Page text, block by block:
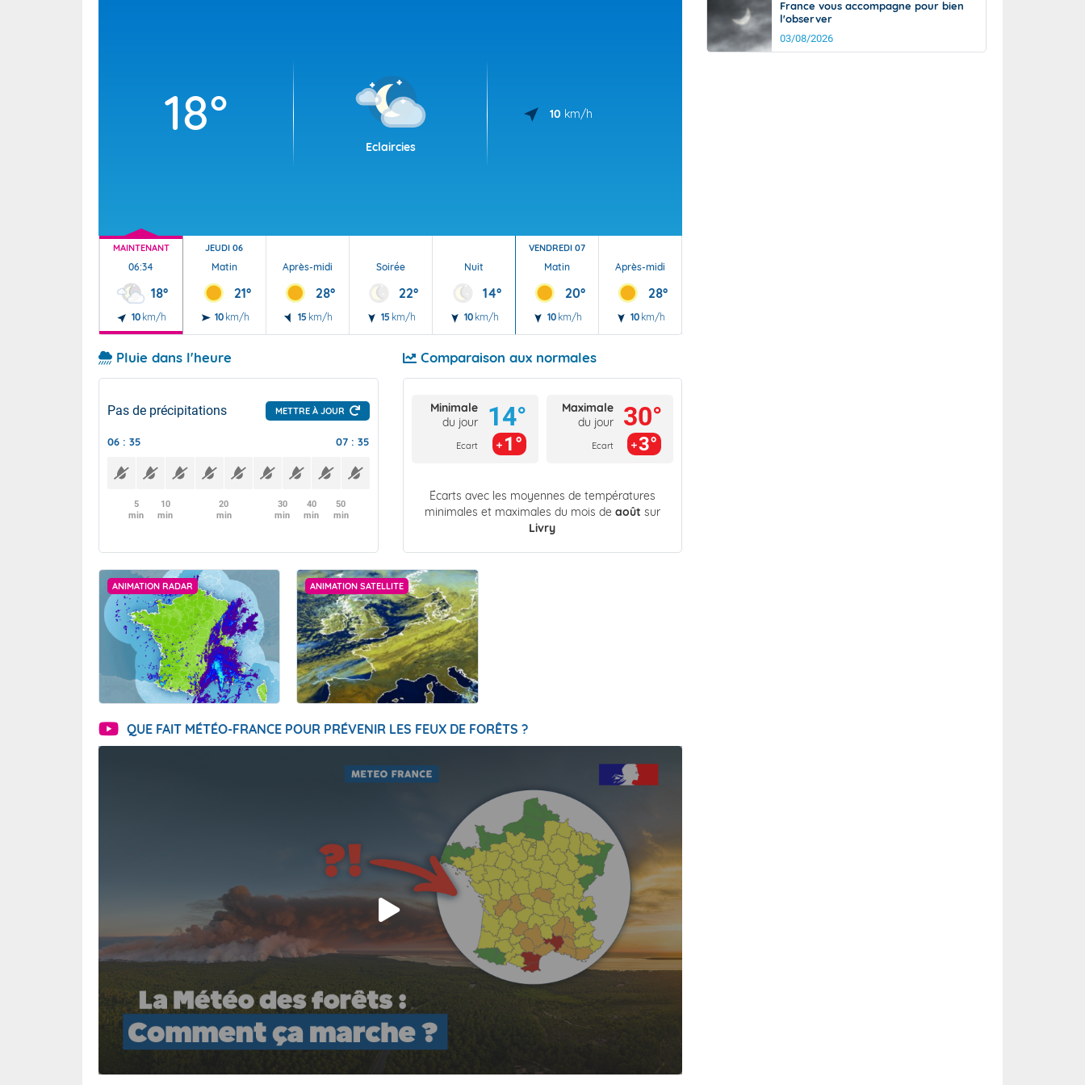
18°
Eclaircies
10 km/h
MAINTENANT
06:34
18°
10 km/h
JEUDI 06
Matin
21°
10 km/h
Après-midi
28°
15 km/h
Soirée
22°
15 km/h
Nuit
14°
10 km/h
VENDREDI 07
Matin
20°
10 km/h
Après-midi
28°
10 km/h
Pluie dans l'heure
Pas de précipitations METTRE À JOUR
06 : 35 07 : 35
5
min
10
min
20
min
30
min
40
min
50
min
Comparaison aux normales
Minimale
du jour
Ecart
14°
1°
Maximale
du jour
Ecart
30°
3°
Écarts avec les moyennes de températures
minimales et maximales du mois de août sur
Livry
ANIMATION RADAR ANIMATION SATELLITE
QUE FAIT MÉTÉO-FRANCE POUR PRÉVENIR LES FEUX DE FORÊTS ?
France vous accompagne pour bien
l'observer
03/08/2026